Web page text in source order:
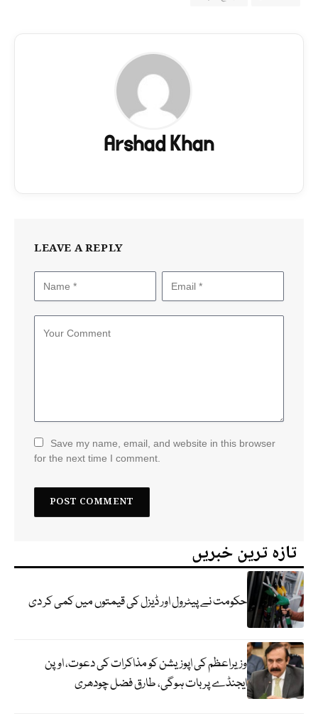
Arshad Khan
LEAVE A REPLY
Save my name, email, and website in this browser
for the next time I comment.
تازہ ترین خبریں
حکومت نے پیٹرول اور ڈیزل کی قیمتوں میں کمی کر دی
وزیراعظم کی اپوزیشن کو مذاکرات کی دعوت، اوپن
ایجنڈے پر بات ہوگی، طارق فضل چودھری